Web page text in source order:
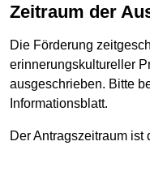
Zeitraum der
Die Förderung
erinnerungskultureller
ausgeschrieben. Bitte
Informationsblatt.
Der Antragszeitraum ist